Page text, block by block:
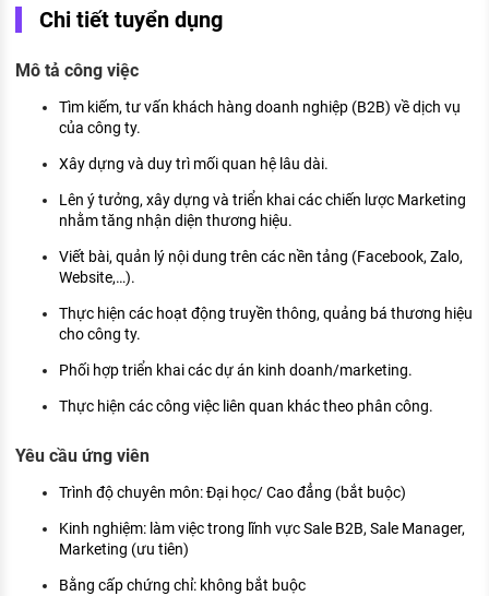
Nhà tuyển dụng hàng đầu
Hồ sơ biểu mẫu
Chính sách lao động
KHÁM PHÁ NGHỀ NGHIỆP
Tử vi nghề nghiệp
HƯỚNG NGHIỆP VIỆC LÀM
Đặc trưng từng nghề
Xu hướng việc làm
XÂY DỰNG VÀ PHÁT TRIỂN ĐỘI NGŨ
NHÂN SỰ
TUYỂN DỤNG VIỆC LÀM
Chi tiết tuyển dụng
Mô tả công việc
Tìm kiếm, tư vấn khách hàng doanh nghiệp (B2B) về dịch vụ
của công ty.
Xây dựng và duy trì mối quan hệ lâu dài.
Lên ý tưởng, xây dựng và triển khai các chiến lược Marketing
nhằm tăng nhận diện thương hiệu.
Viết bài, quản lý nội dung trên các nền tảng (Facebook, Zalo,
Website,…).
Thực hiện các hoạt động truyền thông, quảng bá thương hiệu
cho công ty.
Phối hợp triển khai các dự án kinh doanh/marketing.
Thực hiện các công việc liên quan khác theo phân công.
Yêu cầu ứng viên
Trình độ chuyên môn: Đại học/ Cao đẳng (bắt buộc)
Kinh nghiệm: làm việc trong lĩnh vực Sale B2B, Sale Manager,
Marketing (ưu tiên)
Bằng cấp chứng chỉ: không bắt buộc